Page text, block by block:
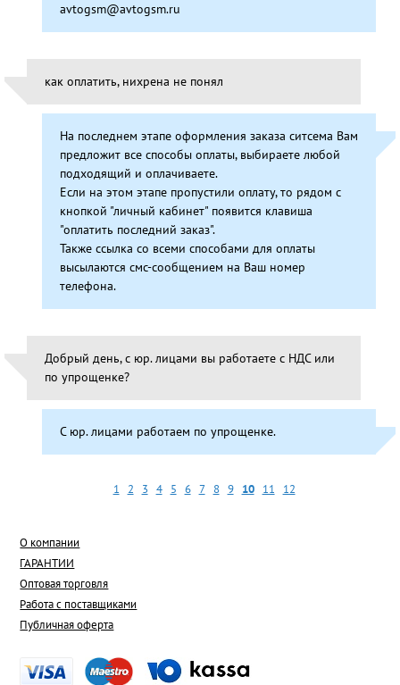
avtogsm@avtogsm.ru
как оплатить, нихрена не понял
На последнем этапе оформления заказа ситсема Вам
предложит все способы оплаты, выбираете любой
подходящий и оплачиваете.
Если на этом этапе пропустили оплату, то рядом с
кнопкой "личный кабинет" появится клавиша
"оплатить последний заказ".
Также ссылка со всеми способами для оплаты
высылаются смс-сообщением на Ваш номер
телефона.
Добрый день, с юр. лицами вы работаете с НДС или
по упрощенке?
C юр. лицами работаем по упрощенке.
1 2 3 4 5 6 7 8 9 10 11 12
О компании
ГАРАНТИИ
Оптовая торговля
Работа с поставщиками
Публичная оферта